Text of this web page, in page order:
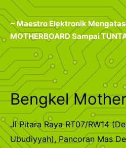
~ Maestro Elektronik
MOTHERBOARD Sampai
Bengkel
Jl Pitara Raya RT07/RW14
Ubudiyyah), Pancoran Mas